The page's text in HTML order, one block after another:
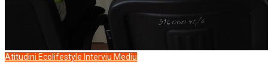
Atitudini Ecolifestyle Interviu Mediu